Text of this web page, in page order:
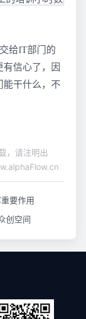
给IT部门的
信心了，因
能干什么，不
，请注明出
要作用
创空间